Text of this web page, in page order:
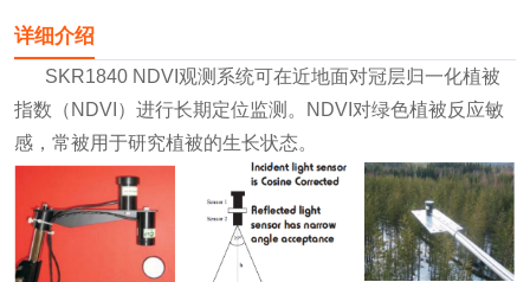
详细介绍
SKR1840 NDVI观测系统可在近地面对冠层归一化植被
指数（NDVI）进行长期定位监测。NDVI对绿色植被反应敏
感，常被用于研究植被的生长状态。